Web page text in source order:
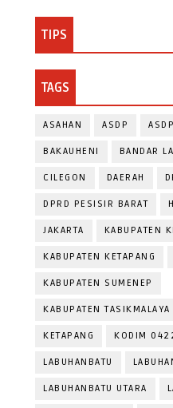
TIPS
TAGS
ASAHAN ASDP
BAKAUHENI BANDAR
CILEGON DAERAH
DPRD PESISIR BARAT
JAKARTA KABUPATEN
KABUPATEN KETAPANG
KABUPATEN SUMENEP
KABUPATEN TASIKMALAYA
KETAPANG KODIM
LABUHANBATU
LABUHANBATU UTARA